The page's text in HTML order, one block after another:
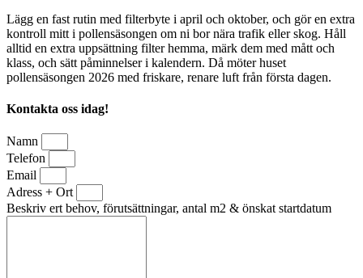
Lägg en fast rutin med filterbyte i april och oktober, och gör en extra
kontroll mitt i pollensäsongen om ni bor nära trafik eller skog. Håll
alltid en extra uppsättning filter hemma, märk dem med mått och
klass, och sätt påminnelser i kalendern. Då möter huset
pollensäsongen 2026 med friskare, renare luft från första dagen.
Kontakta oss idag!
Namn
Telefon
Email
Adress + Ort
Beskriv ert behov, förutsättningar, antal m2 & önskat startdatum